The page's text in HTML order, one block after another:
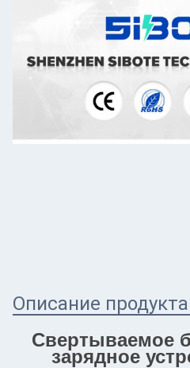
Описание продукта
Свертываемое
зарядное